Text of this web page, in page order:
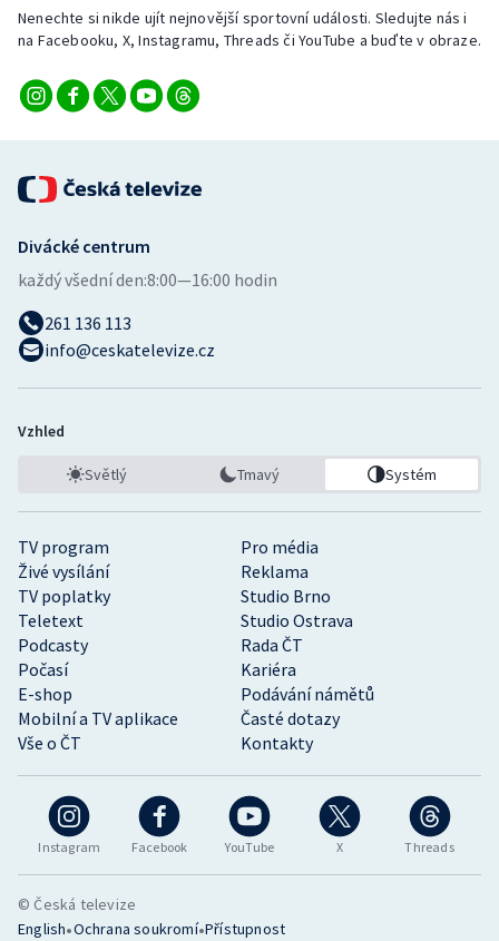
Triatlon
Vodní slalom
Volejbal
Nenechte si nikde ujít nejnovější sportovní události. Sledujte nás i
na Facebooku, X, Instagramu, Threads či YouTube a buďte v obraze.
Instagram Facebook YouTube X Threads
TV program
Pro média
Živé vysílání
Reklama
TV poplatky
Studio Brno
Teletext
Studio Ostrava
Podcasty
Rada ČT
Počasí
Kariéra
E-shop
Podávání námětů
Mobilní a TV aplikace
Časté dotazy
Vše o ČT
Kontakty
Divácké centrum
každý všední den:8:00—16:00 hodin
261 136 113
info@ceskatelevize.cz
Vzhled
Světlý Tmavý Systém
© Česká televize
English•Ochrana soukromí•Přístupnost